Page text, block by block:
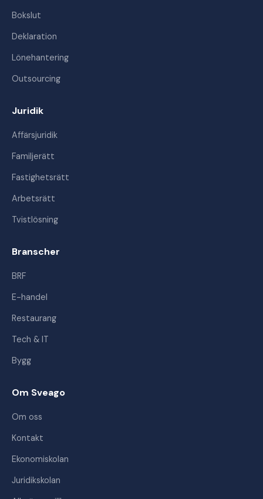
Bokslut
Deklaration
Lönehantering
Outsourcing
Juridik
Affärsjuridik
Familjerätt
Fastighetsrätt
Arbetsrätt
Tvistlösning
Branscher
BRF
E-handel
Restaurang
Tech & IT
Bygg
Om Sveago
Om oss
Kontakt
Ekonomiskolan
Juridikskolan